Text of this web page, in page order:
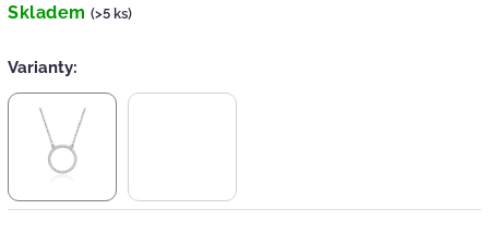
Skladem (>5 ks)
Varianty: